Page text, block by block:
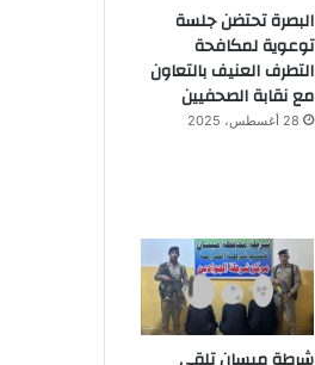
البصرة تحتضن جلسة
توعوية لمكافحة
التطرف العنيف بالتعاون
مع نقابة الصحفيين
28 أغسطس، 2025